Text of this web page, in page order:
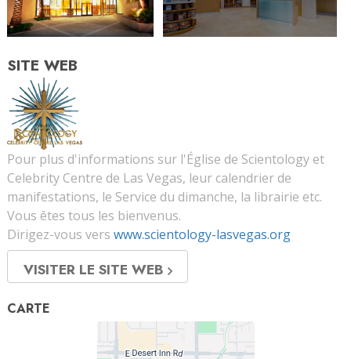
SITE WEB
Pour plus d'informations sur l'Église de Scientology et
Celebrity Centre de Las Vegas, leur calendrier de
manifestations, le Service du dimanche, la librairie etc.
Vous êtes tous les bienvenus.
Dirigez-vous vers www.scientology-lasvegas.org
VISITER LE SITE WEB
CARTE